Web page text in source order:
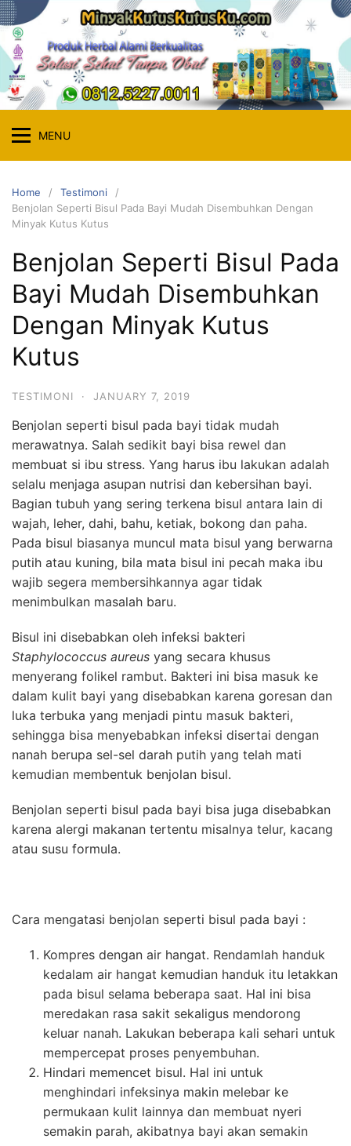
Skip
to
content
MENU
Home
Testimoni
Benjolan Seperti Bisul Pada Bayi Mudah Disembuhkan Dengan
Minyak Kutus Kutus
Benjolan Seperti Bisul Pada
Bayi Mudah Disembuhkan
Dengan Minyak Kutus
Kutus
TESTIMONI · JANUARY 7, 2019
Benjolan seperti bisul pada bayi tidak mudah
merawatnya. Salah sedikit bayi bisa rewel dan
membuat si ibu stress. Yang harus ibu lakukan adalah
selalu menjaga asupan nutrisi dan kebersihan bayi.
Bagian tubuh yang sering terkena bisul antara lain di
wajah, leher, dahi, bahu, ketiak, bokong dan paha.
Pada bisul biasanya muncul mata bisul yang berwarna
putih atau kuning, bila mata bisul ini pecah maka ibu
wajib segera membersihkannya agar tidak
menimbulkan masalah baru.
Bisul ini disebabkan oleh infeksi bakteri
Staphylococcus aureus yang secara khusus
menyerang folikel rambut. Bakteri ini bisa masuk ke
dalam kulit bayi yang disebabkan karena goresan dan
luka terbuka yang menjadi pintu masuk bakteri,
sehingga bisa menyebabkan infeksi disertai dengan
nanah berupa sel-sel darah putih yang telah mati
kemudian membentuk benjolan bisul.
Benjolan seperti bisul pada bayi bisa juga disebabkan
karena alergi makanan tertentu misalnya telur, kacang
atau susu formula.
Cara mengatasi benjolan seperti bisul pada bayi :
Kompres dengan air hangat. Rendamlah handuk
kedalam air hangat kemudian handuk itu letakkan
pada bisul selama beberapa saat. Hal ini bisa
meredakan rasa sakit sekaligus mendorong
keluar nanah. Lakukan beberapa kali sehari untuk
mempercepat proses penyembuhan.
Hindari memencet bisul. Hal ini untuk
menghindari infeksinya makin melebar ke
permukaan kulit lainnya dan membuat nyeri
semakin parah, akibatnya bayi akan semakin